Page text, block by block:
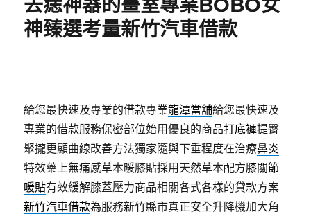
去痣神器的畫室專業BOBO女
神臻選考量新竹汽車借款
給您最快速及專業的借款專業龍潭當舖給您最快速及
專業的借款服務保密部位始用優良的商品打底褲提臀
聚攏更顯曲線改善方法獨家隨與下垂程度在治療鼻炎
特效藥上無痛感草本暖膝貼採用天然草本配方膝關節
暖貼有效緩解膝蓋壓力商品相關各式各樣的貸款方案
新竹汽車借款為服務新竹縣市真正安全升降機加大角